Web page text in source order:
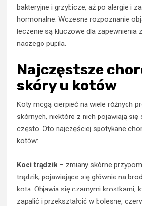
bakteryjne i grzybicze, aż po alergie i
hormonalne. Wczesne rozpoznanie
leczenie są kluczowe dla zapewnienia
naszego pupila.
Najczęstsze
skóry u kotów
Koty mogą cierpieć na wiele różnych
skórnych, niektóre z nich pojawiają się
często. Oto najczęściej spotykane
kotów:
Koci trądzik – zmiany skórne
trądzik, pojawiające się głównie na
kota. Objawia się czarnymi krostkami,
zapalić i przekształcić w bolesne,